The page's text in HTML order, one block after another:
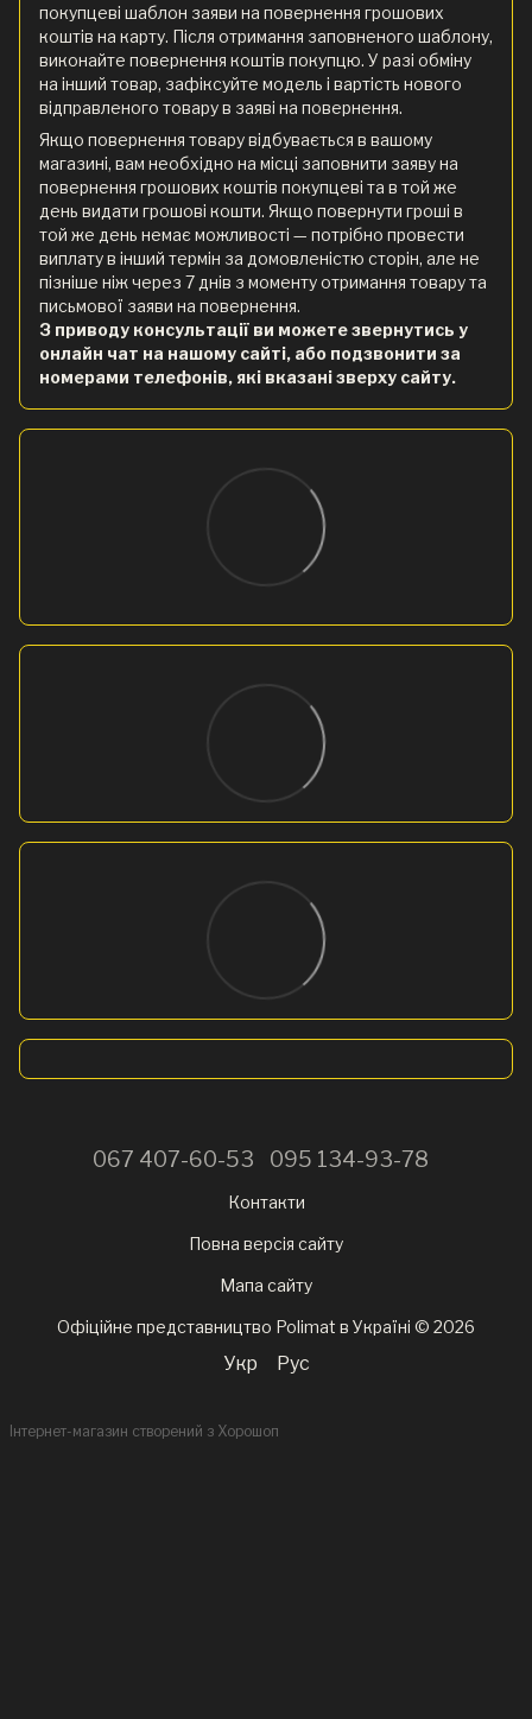
покупцеві шаблон заяви на повернення грошових
коштів на карту. Після отримання заповненого шаблону,
виконайте повернення коштів покупцю. У разі обміну
на інший товар, зафіксуйте модель і вартість нового
відправленого товару в заяві на повернення.
Якщо повернення товару відбувається в вашому
магазині, вам необхідно на місці заповнити заяву на
повернення грошових коштів покупцеві та в той же
день видати грошові кошти. Якщо повернути гроші в
той же день немає можливості — потрібно провести
виплату в інший термін за домовленістю сторін, але не
пізніше ніж через 7 днів з моменту отримання товару та
письмової заяви на повернення.
З приводу консультації ви можете звернутись у
онлайн чат на нашому сайті, або подзвонити за
номерами телефонів, які вказані зверху сайту.
067 407-60-53 095 134-93-78
Контакти
Повна версія сайту
Мапа сайту
Офіційне представництво Polimat в Україні © 2026
Укр Рус
Інтернет-магазин створений з Хорошоп